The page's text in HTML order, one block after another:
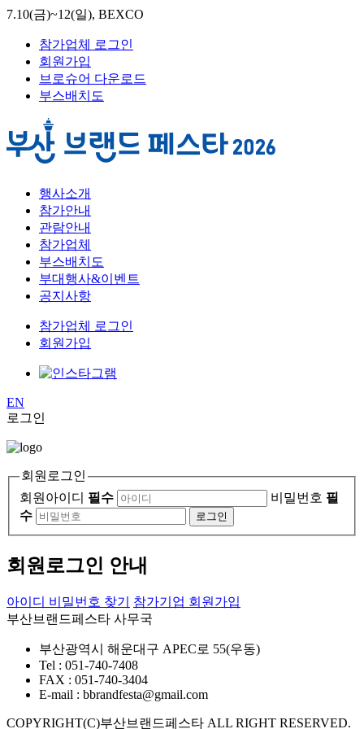
7.10(금)~12(일), BEXCO
참가업체 로그인
회원가입
브로슈어 다운로드
부스배치도
행사소개
참가안내
관람안내
참가업체
부스배치도
부대행사&이벤트
공지사항
참가업체 로그인
회원가입
EN
로그인
회원로그인
회원아이디 필수 비밀번호 필
수
회원로그인 안내
아이디 비밀번호 찾기
참가기업 회원가입
부산브랜드페스타 사무국
부산광역시 해운대구 APEC로 55(우동)
Tel : 051-740-7408
FAX : 051-740-3404
E-mail : bbrandfesta@gmail.com
COPYRIGHT(C)부산브랜드페스타 ALL RIGHT RESERVED.